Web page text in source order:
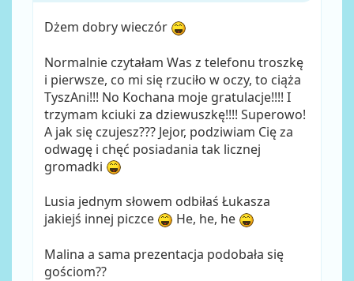
Dżem dobry wieczór
Normalnie czytałam Was z telefonu troszkę
i pierwsze, co mi się rzuciło w oczy, to ciąża
TyszAni!!! No Kochana moje gratulacje!!!! I
trzymam kciuki za dziewuszkę!!!! Superowo!
A jak się czujesz??? Jejor, podziwiam Cię za
odwagę i chęć posiadania tak licznej
gromadki
Lusia jednym słowem odbiłaś Łukasza
jakiejś innej piczce
He, he, he
Malina a sama prezentacja podobała się
gościom??